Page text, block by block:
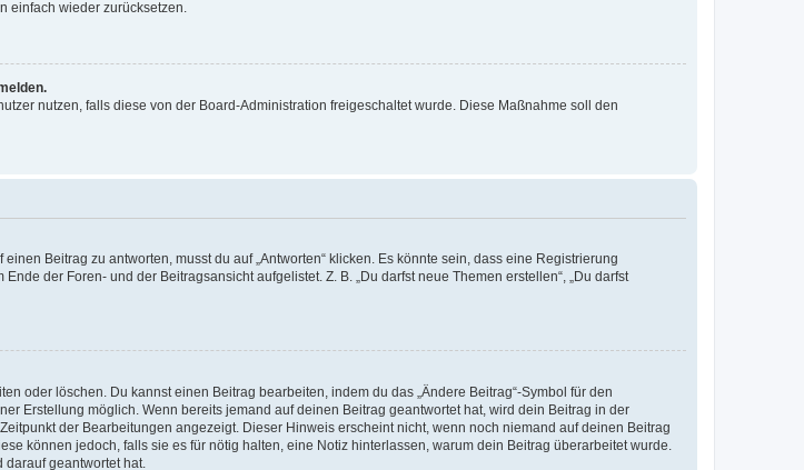
einfach wieder zurücksetzen.
nutzen, falls diese von der Board-Administration freigeschaltet wurde. Diese Maßnahme soll den
Beitrag zu antworten, musst du auf „Antworten“ klicken. Es könnte sein, dass eine Registrierung
der Foren- und der Beitragsansicht aufgelistet. Z. B. „Du darfst neue Themen erstellen“, „Du darfst
oder löschen. Du kannst einen Beitrag bearbeiten, indem du das „Ändere Beitrag“-Symbol für den
Erstellung möglich. Wenn bereits jemand auf deinen Beitrag geantwortet hat, wird dein Beitrag in der
der Bearbeitungen angezeigt. Dieser Hinweis erscheint nicht, wenn noch niemand auf deinen Beitrag
können jedoch, falls sie es für nötig halten, eine Notiz hinterlassen, warum dein Beitrag überarbeitet wurde.
darauf geantwortet hat.